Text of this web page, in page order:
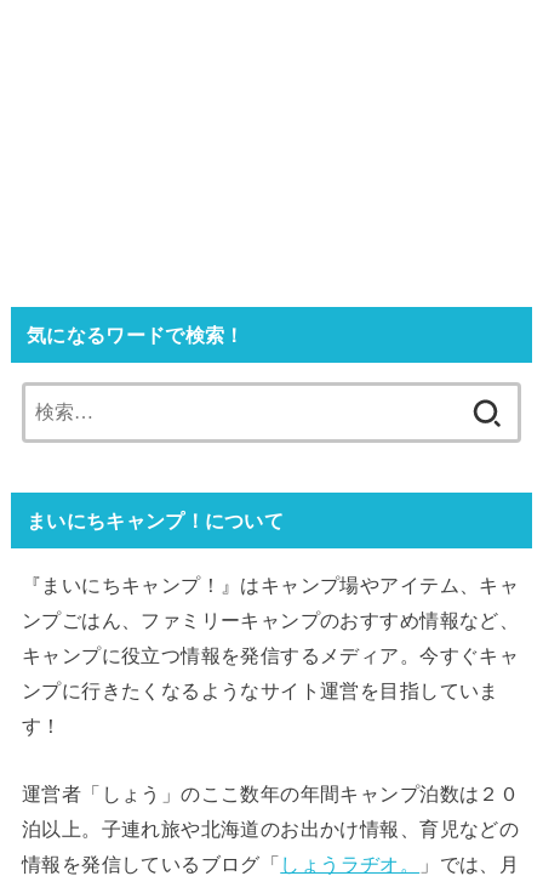
気になるワードで検索！
索:
まいにちキャンプ！について
『まいにちキャンプ！』はキャンプ場やアイテム、キャ
ンプごはん、ファミリーキャンプのおすすめ情報など、
キャンプに役立つ情報を発信するメディア。今すぐキャ
ンプに行きたくなるようなサイト運営を目指していま
す！
運営者「しょう」のここ数年の年間キャンプ泊数は２０
泊以上。子連れ旅や北海道のお出かけ情報、育児などの
情報を発信しているブログ「 しょうラヂオ。
」では、月